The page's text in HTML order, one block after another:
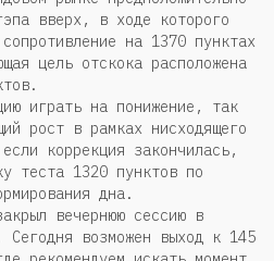
вверх, в ходе которого
на 1370 пунктах
цель отскока расположена
играть на понижение, так
рост в рамках нисходящего
коррекция закончилась,
теста 1320 пунктов по
дна.
вечернюю сессию в
Сегодня возможен выход к 145